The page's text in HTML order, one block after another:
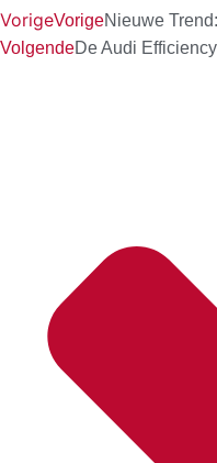
VorigeVorigeNieuwe
VolgendeDe Audi